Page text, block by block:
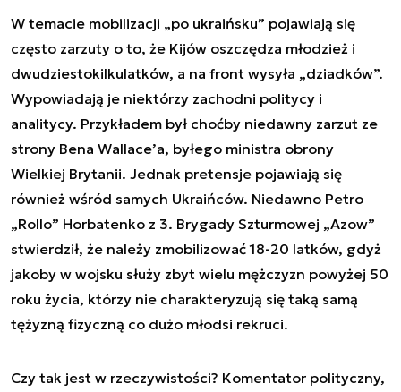
W temacie mobilizacji „po ukraińsku” pojawiają się
często zarzuty o to, że Kijów oszczędza młodzież i
dwudziestokilkulatków, a na front wysyła „dziadków”.
Wypowiadają je niektórzy zachodni politycy i
analitycy. Przykładem był choćby niedawny zarzut ze
strony Bena Wallace’a, byłego ministra obrony
Wielkiej Brytanii. Jednak pretensje pojawiają się
również wśród samych Ukraińców. Niedawno Petro
„Rollo” Horbatenko z 3. Brygady Szturmowej „Azow”
stwierdził, że należy zmobilizować 18-20 latków, gdyż
jakoby w wojsku służy zbyt wielu mężczyzn powyżej 50
roku życia, którzy nie charakteryzują się taką samą
tężyzną fizyczną co dużo młodsi rekruci.
Czy tak jest w rzeczywistości? Komentator polityczny,